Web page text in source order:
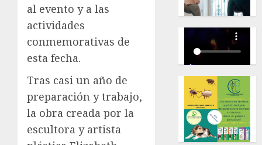
al evento y a las
actividades
conmemorativas de
esta fecha.
Tras casi un año de
preparación y trabajo,
la obra creada por la
escultora y artista